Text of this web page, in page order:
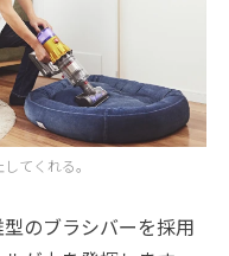
てくれる。
のブラシバーを採用